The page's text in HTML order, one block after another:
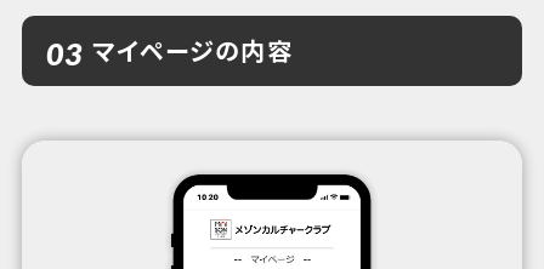
03 マイページの内容